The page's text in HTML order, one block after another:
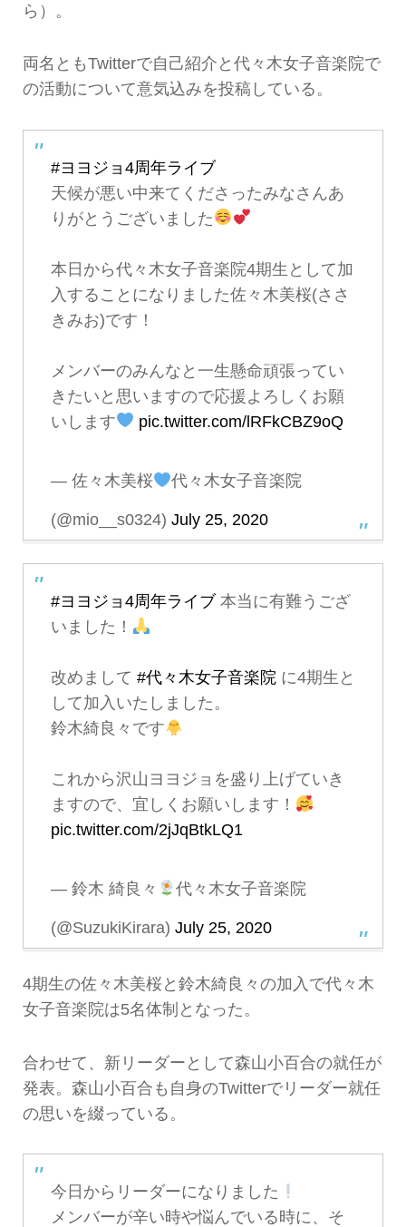
ら）。
両名ともTwitterで自己紹介と代々木女子音楽院で
の活動について意気込みを投稿している。
#ヨヨジョ4周年ライブ
天候が悪い中来てくださったみなさんあ
りがとうございました
本日から代々木女子音楽院4期生として加
入することになりました佐々木美桜(ささ
きみお)です！
メンバーのみんなと一生懸命頑張ってい
きたいと思いますので応援よろしくお願
いします
pic.twitter.com/lRFkCBZ9oQ
— 佐々木美桜 代々木女子音楽院
(@mio__s0324) July 25, 2020
#ヨヨジョ4周年ライブ本当に有難うござ
いました！
改めまして #代々木女子音楽院に4期生と
して加入いたしました。
鈴木綺良々です
これから沢山ヨヨジョを盛り上げていき
ますので、宜しくお願いします！
pic.twitter.com/2jJqBtkLQ1
— 鈴木 綺良々 代々木女子音楽院
(@SuzukiKirara) July 25, 2020
4期生の佐々木美桜と鈴木綺良々の加入で代々木
女子音楽院は5名体制となった。
合わせて、新リーダーとして森山小百合の就任が
発表。森山小百合も自身のTwitterでリーダー就任
の思いを綴っている。
今日からリーダーになりました
メンバーが辛い時や悩んでいる時に、そ